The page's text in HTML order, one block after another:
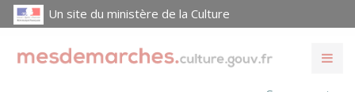
Un site du ministère de la Culture